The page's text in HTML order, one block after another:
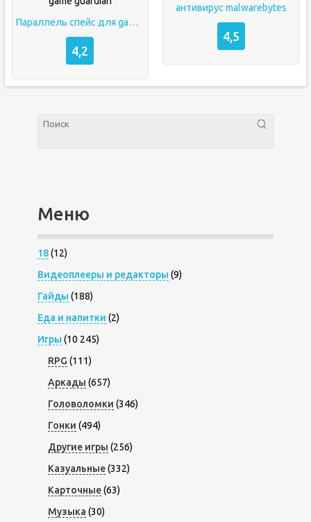
Параллель спейс для game guardian
4,2
антивирус malwarebytes
4,5
Меню
18(12)
Видеоплееры и редакторы (9)
Гайды (188)
Еда и напитки (2)
Игры (10 245)
RPG (111)
Аркады (657)
Головоломки (346)
Гонки (494)
Другие игры (256)
Казуальные(332)
Карточные(63)
Музыка (30)